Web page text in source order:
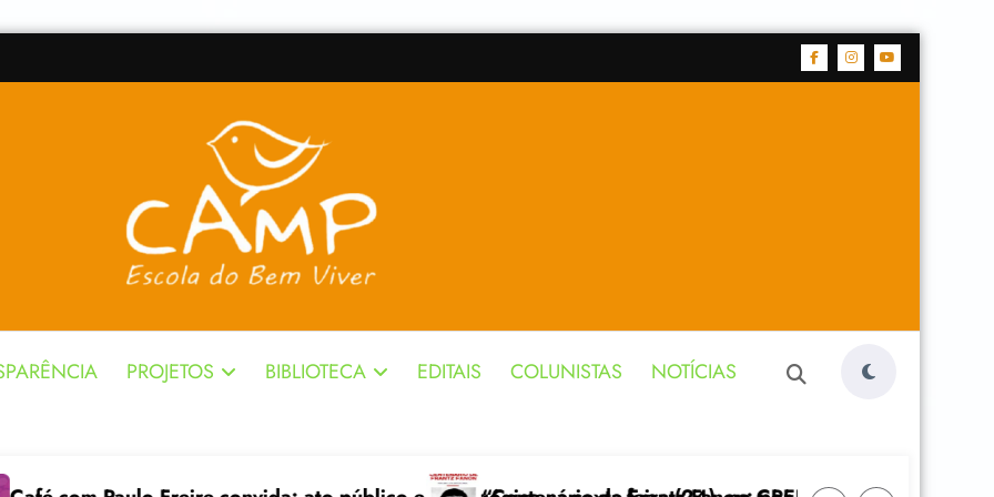
PROJETOS BIBLIOTECA EDITAIS COLUNISTAS NOTÍCIAS